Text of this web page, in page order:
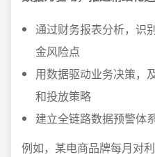
通过财务报表分析，识
金风险点
用数据驱动业务决策，
和投放策略
建立全链路数据预警体
例如，某电商品牌每月对